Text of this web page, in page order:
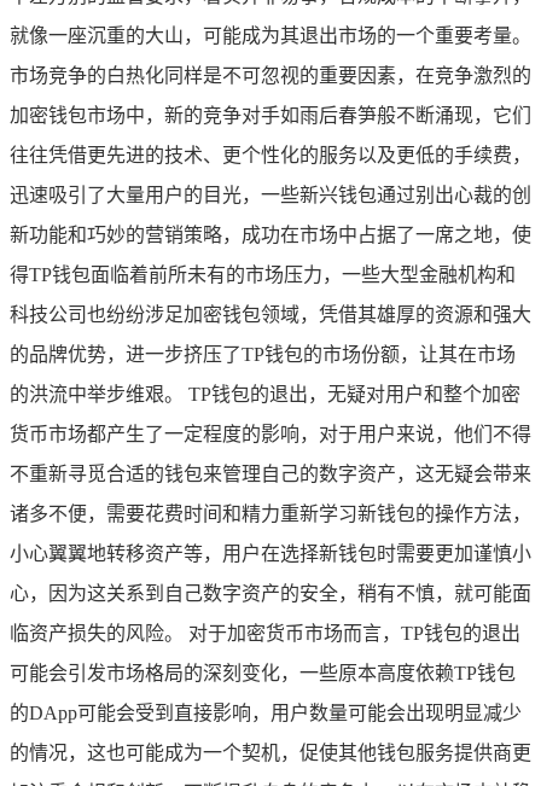
就像一座沉重的大山，可能成为其退出市场的一个重要考量。
市场竞争的白热化同样是不可忽视的重要因素，在竞争激烈的
加密钱包市场中，新的竞争对手如雨后春笋般不断涌现，它们
往往凭借更先进的技术、更个性化的服务以及更低的手续费，
迅速吸引了大量用户的目光，一些新兴钱包通过别出心裁的创
新功能和巧妙的营销策略，成功在市场中占据了一席之地，使
得TP钱包面临着前所未有的市场压力，一些大型金融机构和
科技公司也纷纷涉足加密钱包领域，凭借其雄厚的资源和强大
的品牌优势，进一步挤压了TP钱包的市场份额，让其在市场
的洪流中举步维艰。 TP钱包的退出，无疑对用户和整个加密
货币市场都产生了一定程度的影响，对于用户来说，他们不得
不重新寻觅合适的钱包来管理自己的数字资产，这无疑会带来
诸多不便，需要花费时间和精力重新学习新钱包的操作方法，
小心翼翼地转移资产等，用户在选择新钱包时需要更加谨慎小
心，因为这关系到自己数字资产的安全，稍有不慎，就可能面
临资产损失的风险。 对于加密货币市场而言，TP钱包的退出
可能会引发市场格局的深刻变化，一些原本高度依赖TP钱包
的DApp可能会受到直接影响，用户数量可能会出现明显减少
的情况，这也可能成为一个契机，促使其他钱包服务提供商更